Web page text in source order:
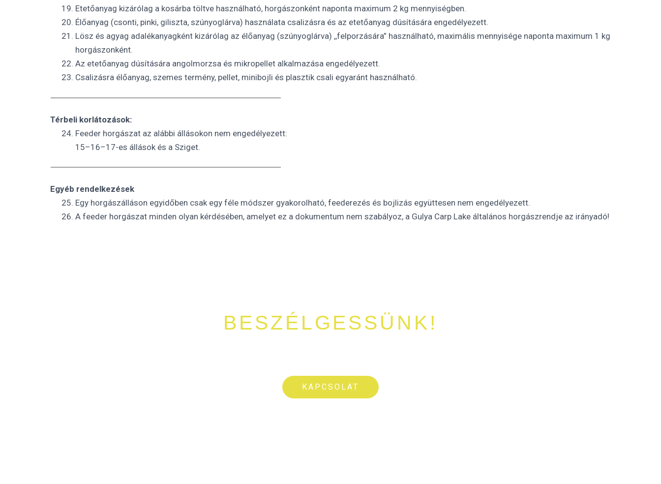
Etetőanyag kizárólag a kosárba töltve használható, horgászonként naponta maximum 2 kg mennyiségben.
Élőanyag (csonti, pinki, giliszta, szúnyoglárva) használata csalizásra és az etetőanyag dúsítására engedélyezett.
Lösz és agyag adalékanyagként kizárólag az élőanyag (szúnyoglárva) ,,felporzására” használható, maximális mennyisége naponta maximum 1 kg
horgászonként.
Az etetőanyag dúsítására angolmorzsa és mikropellet alkalmazása engedélyezett.
Csalizásra élőanyag, szemes termény, pellet, minibojli és plasztik csali egyaránt használható.
Térbeli korlátozások:
Feeder horgászat az alábbi állásokon nem engedélyezett:
15–16–17-es állások és a Sziget.
Egyéb rendelkezések
Egy horgászálláson egyidőben csak egy féle módszer gyakorolható, feederezés és bojlizás együttesen nem engedélyezett.
A feeder horgászat minden olyan kérdésében, amelyet ez a dokumentum nem szabályoz, a Gulya Carp Lake általános horgászrendje az irányadó!
BESZÉLGESSÜNK!
KAPCSOLAT